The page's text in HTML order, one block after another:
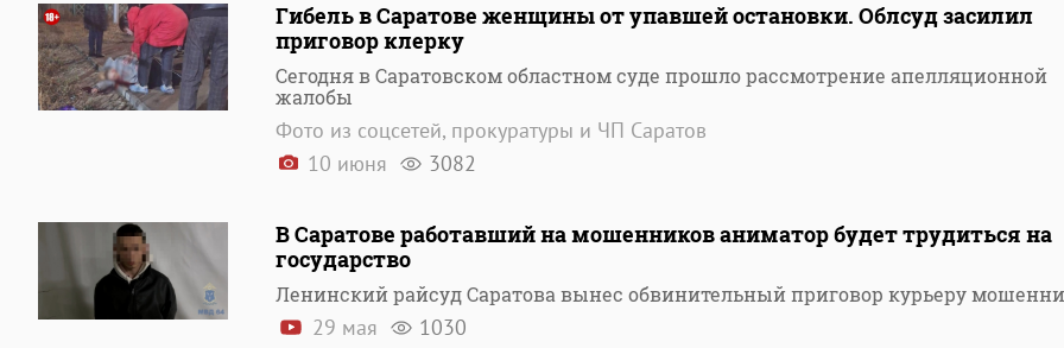
Гибель в Саратове женщины от упавшей остановки. Облсуд засилил
приговор клерку
Сегодня в Саратовском областном суде прошло рассмотрение апелляционной
жалобы
Фото из соцсетей, прокуратуры и ЧП Саратов
10 июня
3082
В Саратове работавший на мошенников аниматор будет трудиться на
государство
Ленинский райсуд Саратова вынес обвинительный приговор курьеру
29 мая 1030